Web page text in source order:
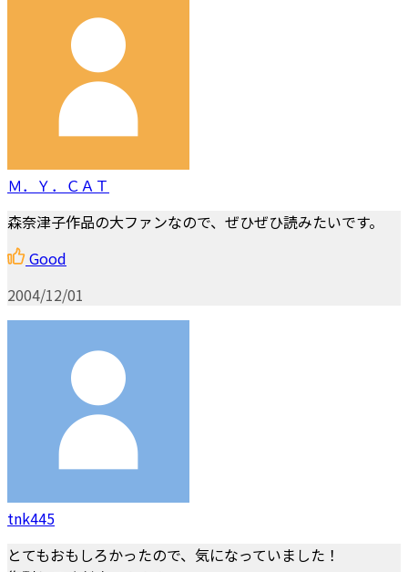
Ｍ．Ｙ．ＣＡＴ
森奈津子作品の大ファンなので、ぜひぜひ読みたいです。
Good
2004/12/01
tnk445
とてもおもしろかったので、気になっていました！